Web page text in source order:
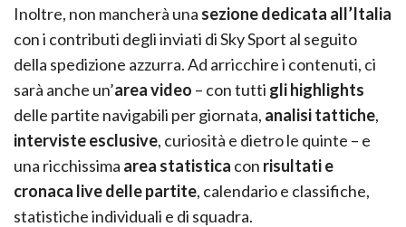
Inoltre, non mancherà una sezione dedicata all’Italia
con i contributi degli inviati di Sky Sport al seguito
della spedizione azzurra. Ad arricchire i contenuti, ci
sarà anche un’area video – con tutti gli highlights
delle partite navigabili per giornata, analisi tattiche,
interviste esclusive, curiosità e dietro le quinte – e
una ricchissima area statistica con risultati e
cronaca live delle partite, calendario e classifiche,
statistiche individuali e di squadra.